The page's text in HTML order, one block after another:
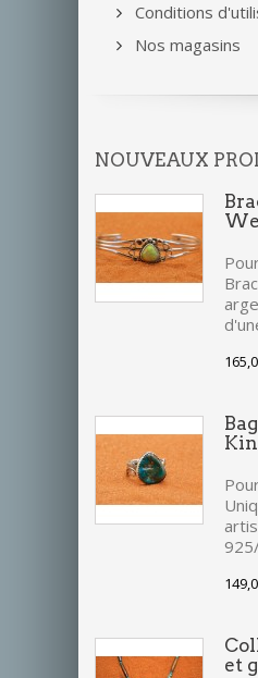
Conditions
Nos magasins
NOUVEAUX
et